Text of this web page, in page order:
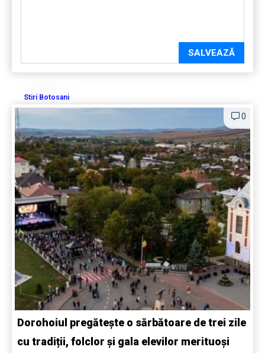
SALVEAZĂ
Stiri Botosani
0
Dorohoiul pregătește o sărbătoare de trei zile
cu tradiții, folclor și gala elevilor merituoși